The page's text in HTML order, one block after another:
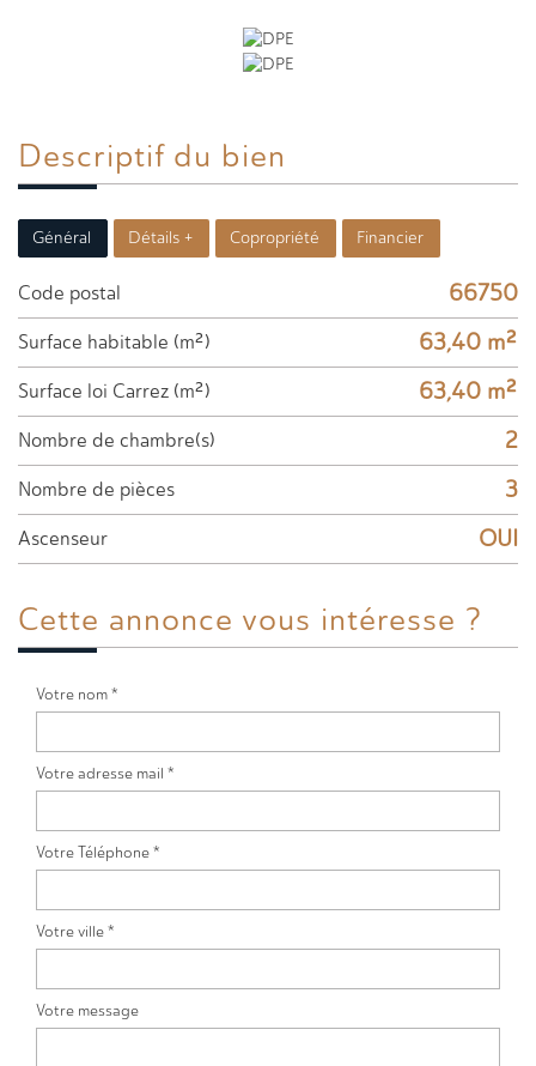
Descriptif du bien
Général Détails + Copropriété Financier
Code postal 66750
Surface habitable (m²) 63,40 m²
Surface loi Carrez (m²) 63,40 m²
Nombre de chambre(s) 2
Nombre de pièces 3
Ascenseur OUI
Cette annonce vous intéresse ?
Votre nom *
Votre adresse mail *
Votre Téléphone *
Votre ville *
Votre message